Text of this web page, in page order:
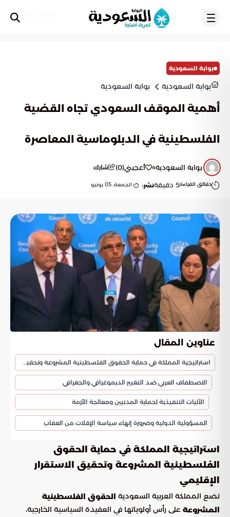
بوابة السعودية
بوابة السعودية بوابة السعودية
أهمية الموقف السعودي تجاه القضية
الفلسطينية في الدبلوماسية المعاصرة
بوابة السعودية أعجبني(
0
) شارك
دقائق القراءة5 دقيقةنشر: الجمعة, 05 يونيو
عناوين المقال
استراتيجية المملكة في حماية الحقوق الفلسطينية المشروعة وتحقيق الاستقرار الإقليمي
الاصطفاف العربي ضد التغيير الديموغرافي والجغرافي
الآليات التنفيذية لحماية المدنيين ومعالجة الأزمة
المسؤولية الدولية وضرورة إنهاء سياسة الإفلات من العقاب
استراتيجية المملكة في حماية الحقوق
الفلسطينية المشروعة وتحقيق الاستقرار
الإقليمي
تضع المملكة العربية السعودية الحقوق الفلسطينية
المشروعة على رأس أولوياتها في العقيدة السياسية الخارجية،